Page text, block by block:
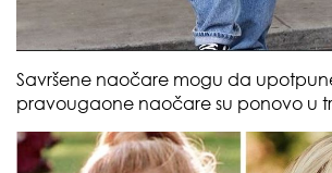
Savršene naočare mogu da
pravougaone naočare su ponovo u